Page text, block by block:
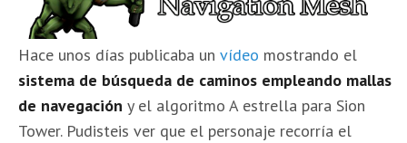
Hace unos días publicaba un vídeo mostrando el
sistema de búsqueda de caminos empleando mallas
de navegación y el algoritmo A estrella para Sion
Tower. Pudisteis ver que el personaje recorría el